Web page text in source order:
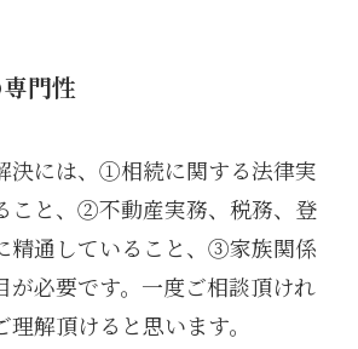
門性
には、①相続に関する法律実
こと、②不動産実務、税務、登
精通していること、③家族関係
が必要です。一度ご相談頂けれ
解頂けると思います。